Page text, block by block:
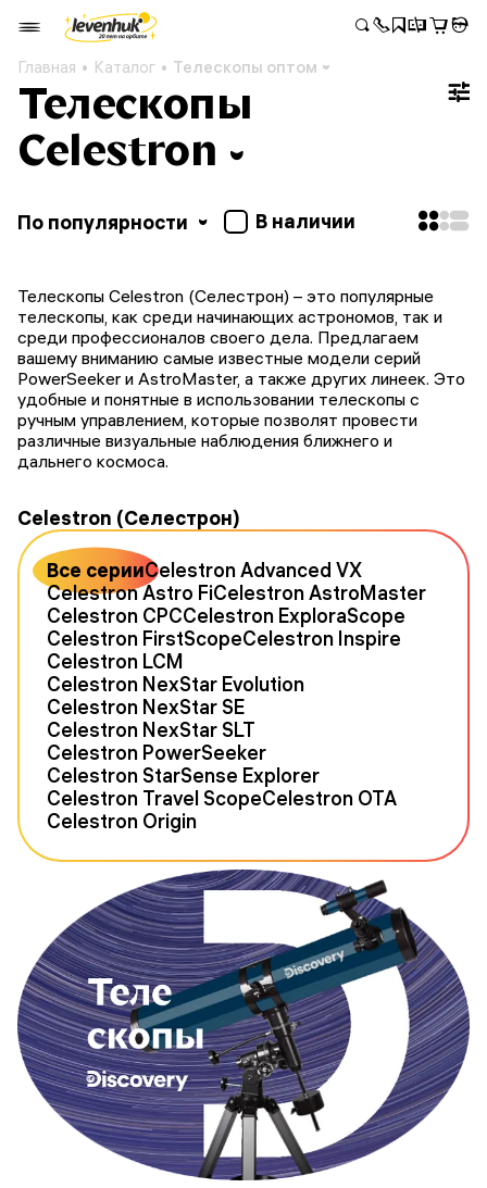
Главная Каталог Телескопы оптом
Телескопы
Celestron
По популярности В наличии
Телескопы Celestron (Селестрон) – это популярные
телескопы, как среди начинающих астрономов, так и
среди профессионалов своего дела. Предлагаем
вашему вниманию самые известные модели серий
PowerSeeker и AstroMaster, а также других линеек. Это
удобные и понятные в использовании телескопы с
ручным управлением, которые позволят провести
различные визуальные наблюдения ближнего и
дальнего космоса.
Celestron (Селестрон)
Все серииCelestron Advanced VX
Celestron Astro FiCelestron AstroMaster
Celestron CPCCelestron ExploraScope
Celestron FirstScopeCelestron Inspire
Celestron LCM
Celestron NexStar Evolution
Celestron NexStar SE
Celestron NexStar SLT
Celestron PowerSeeker
Celestron StarSense Explorer
Celestron Travel ScopeCelestron OTA
Celestron Origin